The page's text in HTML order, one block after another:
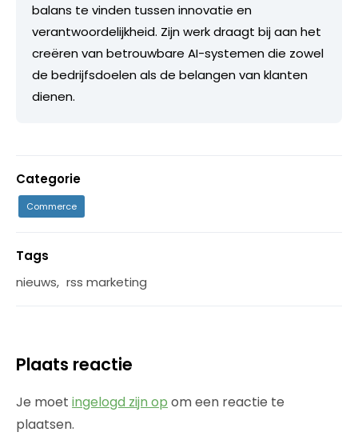
balans te vinden tussen innovatie en
verantwoordelijkheid. Zijn werk draagt bij aan het
creëren van betrouwbare AI-systemen die zowel
de bedrijfsdoelen als de belangen van klanten
dienen.
Categorie
Commerce
Tags
nieuws, rss marketing
Plaats reactie
Je moet ingelogd zijn op om een reactie te
plaatsen.